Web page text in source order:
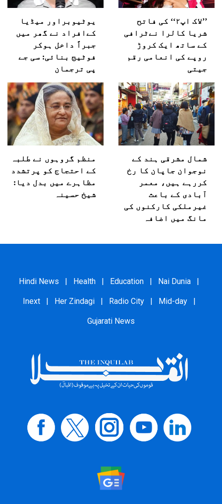
’’لاک اپ۲‘‘ کی فاتح
شریا کالرا نےٹرافی
کے ساتھ ایک کروڑ
روپے کی انعامی رقم
جیتی
یوٹیوبراور میڈیا
کےافراد نے گھر میں
جبراً داخل ہوکر
فوٹیج بنائی: سی جے
پی ترجمان
شمال مشرقی ہند کے
نوجوان جاپان کا رخ
کررہے ہیں، معمر
آبادی کے باعث
غیرملکی کارکنوں کی
مانگ میں اضافہ
منظم گروہوں نے طلبہ
کے احتجاج کو پرتشدد
مظاہرے میں بدل دیا:
شیخ حسینہ
Hindi News Health Education Nai Dunia
Inext Her Zindagi Radio City Mid-day
Gujarati News